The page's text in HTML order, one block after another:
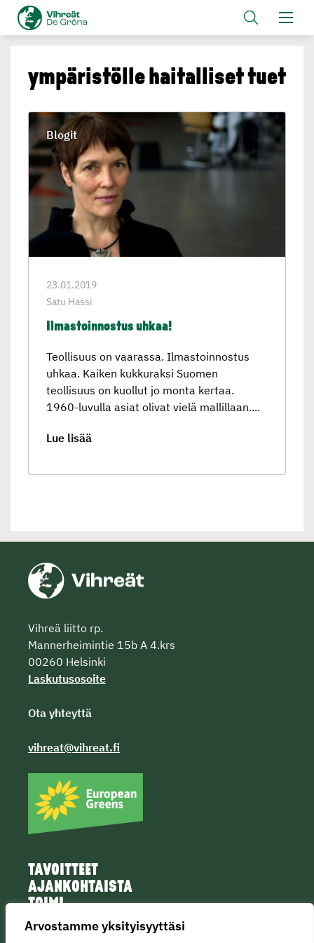
Arvostamme yksityisyyttäsi
ympäris­tölle haitalliset tuet
23.01.2019
Satu Hassi
Ilmastoin­nostus uhkaa!
Teollisuus on vaarassa. Ilmastoinnostus
uhkaa. Kaiken kukkuraksi Suomen
teollisuus on kuollut jo monta kertaa.
1960-luvulla asiat olivat vielä mallillaan....
Lue lisää
Blogit
Vihreä liitto rp.
Mannerheimintie 15b A 4.krs
00260 Helsinki
Laskutusosoite
Ota yhteyttä
vihreat@vihreat.fi
TAVOITTEET
AJANKOHTAISTA
TOIMI
IHMISET